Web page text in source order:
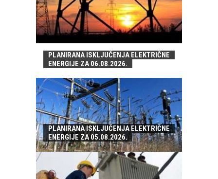
PLANIRANA ISKLJUČENJA ELEKTRIČNE
ENERGIJE ZA 06.08.2026.
PLANIRANA ISKLJUČENJA ELEKTRIČNE
ENERGIJE ZA 05.08.2026.